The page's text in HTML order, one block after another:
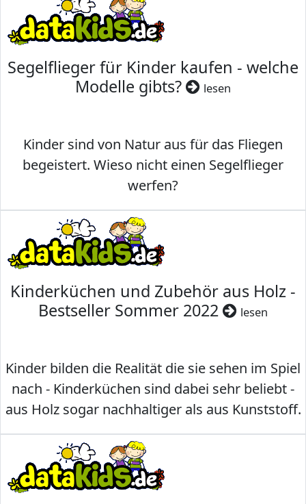
Segelflieger für Kinder kaufen - welche
Modelle gibts?
lesen
Kinder sind von Natur aus für das Fliegen
begeistert. Wieso nicht einen Segelflieger
werfen?
Kinderküchen und Zubehör aus Holz -
Bestseller Sommer 2022
lesen
Kinder bilden die Realität die sie sehen im Spiel
nach - Kinderküchen sind dabei sehr beliebt -
aus Holz sogar nachhaltiger als aus Kunststoff.